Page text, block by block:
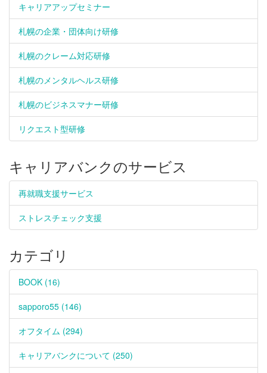
キャリアアップセミナー
札幌の企業・団体向け研修
札幌のクレーム対応研修
札幌のメンタルヘルス研修
札幌のビジネスマナー研修
リクエスト型研修
キャリアバンクのサービス
再就職支援サービス
ストレスチェック支援
カテゴリ
BOOK (16)
sapporo55 (146)
オフタイム (294)
キャリアバンクについて (250)